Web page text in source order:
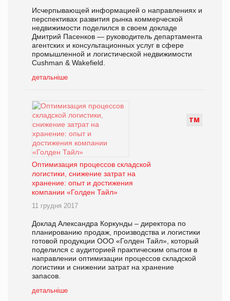
Исчерпывающей информацией о направлениях и
перспективах развития рынка коммерческой
недвижимости поделился в своем докладе
Дмитрий Пасенков — руководитель департамента
агентских и консультационных услуг в сфере
промышленной и логистической недвижимости
Cushman & Wakefield.
детальніше
ТМ
Оптимизация процессов складской
логистики, снижение затрат на
хранение: опыт и достижения
компании «Голден Тайл»
11 грудня 2017
Доклад Александра Коркунды – директора по
планированию продаж, производства и логистики
готовой продукции ООО «Голден Тайл», который
поделился с аудиторией практическим опытом в
направлении оптимизации процессов складской
логистики и снижении затрат на хранение
запасов.
детальніше